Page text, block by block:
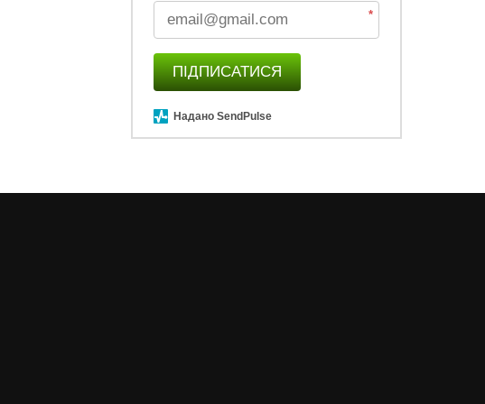
*
ПІДПИСАТИСЯ
Надано SendPulse